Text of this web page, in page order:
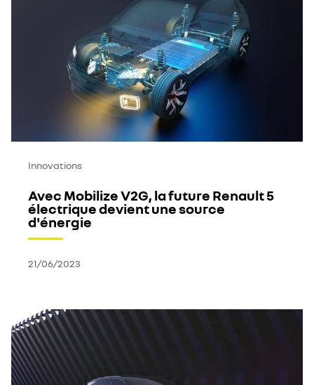
Innovations
Avec Mobilize V2G, la future Renault 5
électrique devient une source
d'énergie
21/06/2023